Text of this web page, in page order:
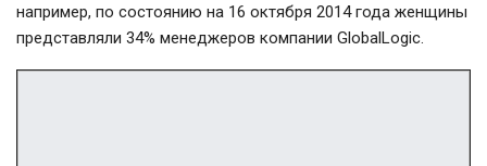
например, по состоянию на 16 октября 2014 года женщины
представляли 34% менеджеров компании GlobalLogic.